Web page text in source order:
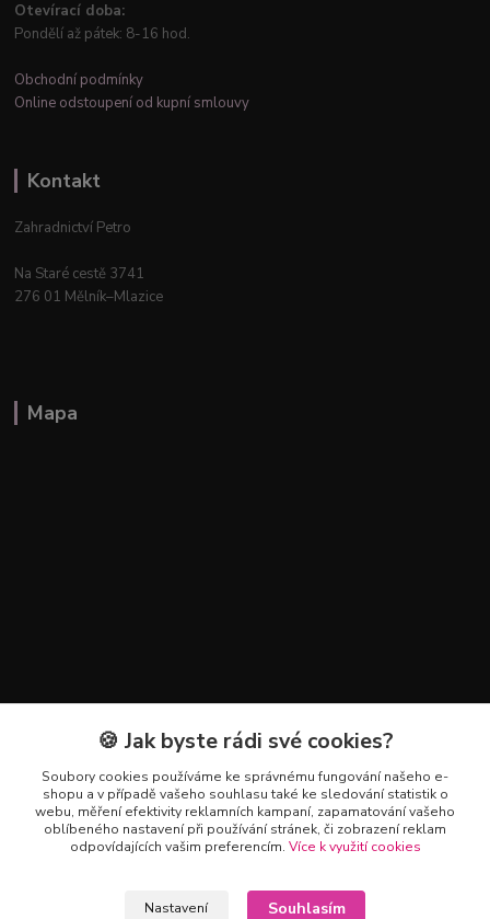
Otevírací doba:
Pondělí až pátek: 8-16 hod.
Obchodní podmínky
Online odstoupení od kupní smlouvy
Kontakt
Zahradnictví Petro
Na Staré cestě 3741
276 01 Mělník–Mlazice
Mapa
Kontakty
+420 602 223 614
info@zahradnictvipetro.cz
🍪 Jak byste rádi své cookies?
Soubory cookies používáme ke správnému fungování našeho e-
shopu a v případě vašeho souhlasu také ke sledování statistik o
webu, měření efektivity reklamních kampaní, zapamatování vašeho
oblíbeného nastavení při používání stránek, či zobrazení reklam
odpovídajících vašim preferencím. Více k využití cookies
Nastavení Souhlasím